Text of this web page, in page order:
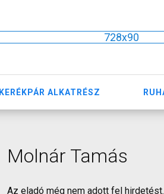
728x90
KERÉKPÁR ALKATRÉSZ
Molnár Tamás
Az eladó még nem adott fel hirdetést.